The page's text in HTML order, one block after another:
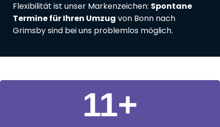
Flexibilität ist unser Markenzeichen: Spontane
Termine für Ihren Umzug von Bonn nach
Grimsby sind bei uns problemlos möglich.
11+